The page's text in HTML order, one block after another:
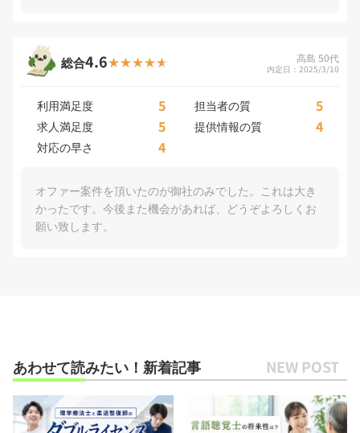
総合4.6 高島 50代
内定日：2025/3/10
利用満足度 5 担当者の質 5
求人満足度 5 提供情報の質 4
対応の早さ 4
オファー案件を頂いたのが御社のみでした。これは大き
かったです。今後また機会があれば、どうぞよろしくお
願い致します。
あわせて読みたい！新着記事